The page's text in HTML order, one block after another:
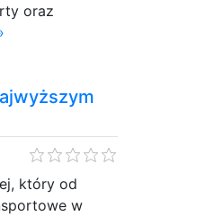
oraz
który od
w